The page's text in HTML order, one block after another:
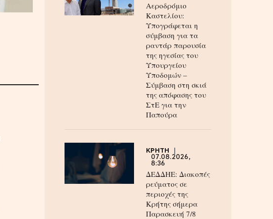
Αεροδρόμιο
Καστελίου:
Υπογράφεται η
σύμβαση για τα
ραντάρ παρουσία
της ηγεσίας του
Υπουργείου
Υποδομών –
Σύμβαση στη σκιά
της απόφασης του
ΣτΕ για την
Παπούρα
ΚΡΗΤΗ
07.08.2026,
8:36
ΔΕΔΔΗΕ: Διακοπές
ρεύματος σε
περιοχές της
Κρήτης σήμερα
Παρασκευή 7/8